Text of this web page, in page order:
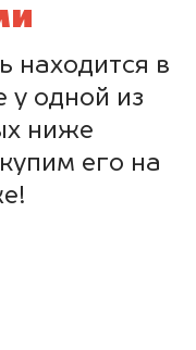
находится в
у одной из
ниже
его на